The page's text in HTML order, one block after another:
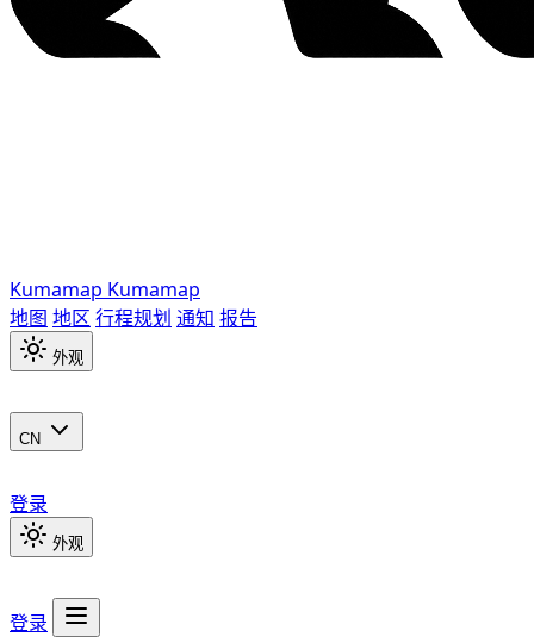
Kumamap Kumamap
地图 地区 行程规划 通知 报告
外观
CN
登录
外观
登录